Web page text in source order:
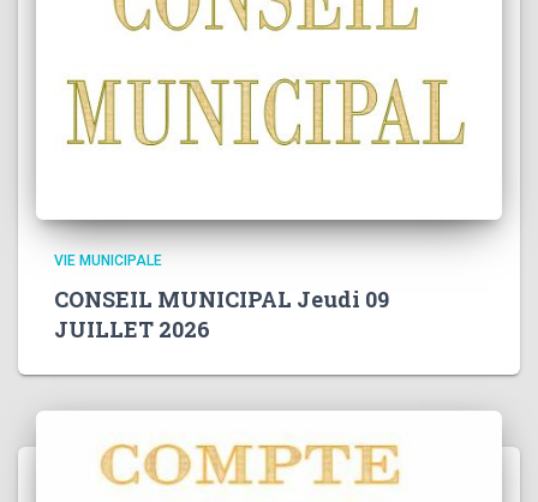
VIE MUNICIPALE
CONSEIL MUNICIPAL Jeudi 09
JUILLET 2026